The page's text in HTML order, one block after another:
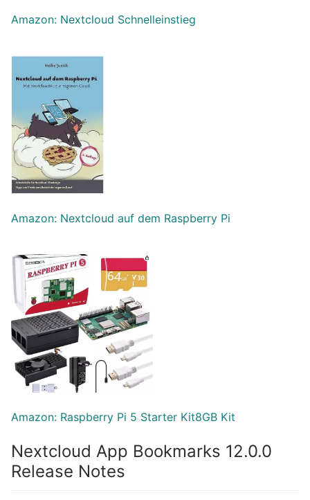
Amazon: Nextcloud Schnelleinstieg
Amazon: Nextcloud auf dem Raspberry Pi
Amazon: Raspberry Pi 5 Starter Kit8GB Kit
Nextcloud App Bookmarks 12.0.0
Release Notes